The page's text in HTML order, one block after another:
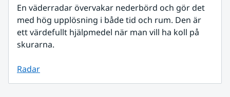
En väderradar övervakar nederbörd och gör det
med hög upplösning i både tid och rum. Den är
ett värdefullt hjälpmedel när man vill ha koll på
skurarna.
Radar